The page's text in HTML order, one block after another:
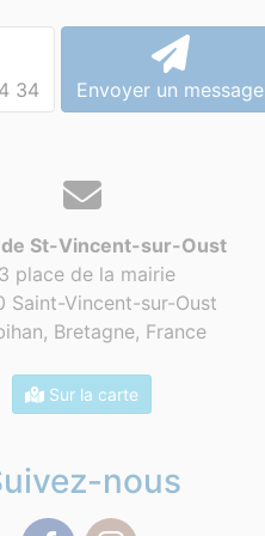
34 Envoyer un message
St-Vincent-sur-Oust
place de la mairie
Saint-Vincent-sur-Oust
Bretagne, France
Sur la carte
nous